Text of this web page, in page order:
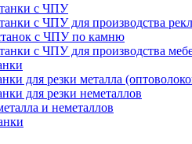
с ЧПУ
с ЧПУ для производства
с ЧПУ по камню
с ЧПУ для производства
для резки металла
для резки неметаллов
и неметаллов